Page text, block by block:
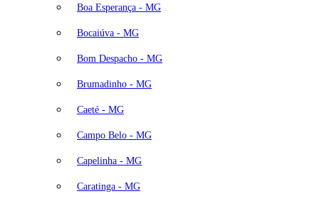
Boa Esperança - MG
Bocaiúva - MG
Bom Despacho - MG
Brumadinho - MG
Caeté - MG
Campo Belo - MG
Capelinha - MG
Caratinga - MG